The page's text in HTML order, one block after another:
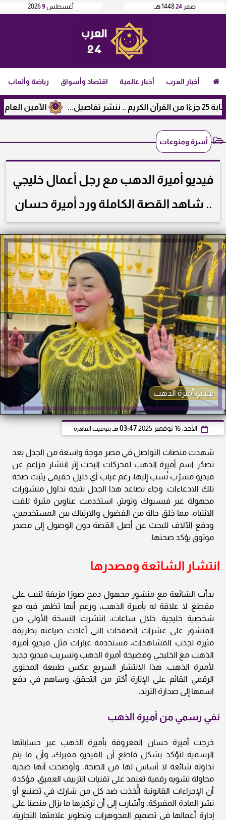
أغسطس9
2026 صفر 241448 هـ
أخبار العرب أخبار عالمية اقتصاد وأسواق رياضة وألعاب
الأمين العام لرابطة
أسرة ومنوعات
فيديو أميرة الدهب مع رجل أعمال خليجي
.. شاهد القصة الكاملة ورد أميرة حسان
فيديو أميرة الدهب
الأحد، 16 نوفمبر 2025 03:47 مـ بتوقيت القاهرة
شهدت منصات التواصل في مصر موجة واسعة من الجدل بعد
تصدّر اسم أميرة الذهب لمحركات البحث إثر انتشار مزاعم عن
فيديو مسرّب نُسب إليها، رغم غياب أي دليل حقيقي يثبت صحة
تلك الادعاءات. وجاء تصاعد هذا الجدل نتيجة تداول منشورات
مجهولة عبر فيسبوك وتويتر، استخدمت عناوين مثيرة للفت
الانتباه، مما خلق حالة من الفضول والارتباك بين المستخدمين،
ودفع الآلاف للبحث عن أصل القصة دون الوصول إلى مصدر
موثوق يؤكد صحتها.
انتشار الشائعة ومصدرها
بدأت الشائعة مع منشور مجهول دمج صورًا مزيفة بُنيت على
مقطع لا علاقة له بأميرة الذهب، وزعم أنها تظهر فيه مع
شخصية خليجية. خلال ساعات، انتشرت النسخة الأولى من
المنشور على عشرات الصفحات التي أعادت صياغته بطريقة
مثيرة لجذب المشاهدات، مستخدمة عبارات مثل فيديو أميرة
الذهب مع الخليجي وفضيحة أميرة الدهب وتسريب فيديو جديد
لأميرة الذهب. هذا الانتشار السريع عكس طبيعة المحتوى
الرقمي القائم على الإثارة أكثر من التحقق، وساهم في دفع
اسمها إلى صدارة الترند.
نفي رسمي من أميرة الذهب
خرجت أميرة حسان المعروفة بأميرة الذهب عبر حساباتها
الرسمية لتؤكد بشكل قاطع أن الفيديو مفبرك، وأن ما يتم
تداوله شائعة لا أساس لها من الصحة. وأوضحت أنها ضحية
محاولة تشويه رقمية تعتمد على تقنيات التزييف العميق، مؤكدة
أن الإجراءات القانونية اتُّخذت ضد كل من شارك في تصنيع أو
نشر المادة المفبركة. وأشارت إلى أن تركيزها ما يزال منصبًا على
إدارة أعمالها في تصميم المجوهرات وتطوير علامتها التجارية،